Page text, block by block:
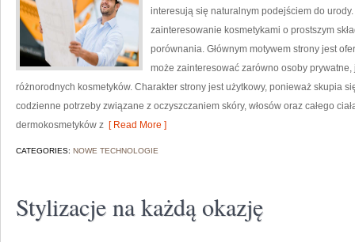
interesują się naturalnym podejściem do
zainteresowanie kosmetykami o prostszym
porównania. Głównym motywem strony jest
może zainteresować zarówno osoby
różnorodnych kosmetyków. Charakter strony jest użytkowy, ponieważ skupia
codzienne potrzeby związane z oczyszczaniem skóry, włosów oraz całego
dermokosmetyków z [ Read More ]
CATEGORIES: NOWE TECHNOLOGIE
Stylizacje na każdą okazję